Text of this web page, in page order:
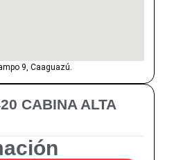
9, Caaguazú.
CABINA ALTA